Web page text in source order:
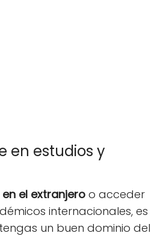
en estudios y
el extranjero o acceder
internacionales, es
un buen dominio del